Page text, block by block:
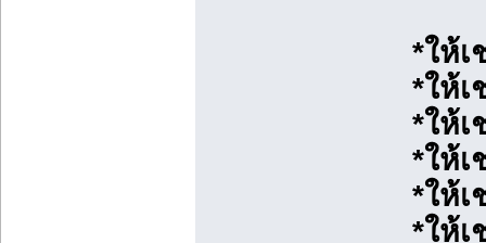
*ให้
*ให้เ
*ให้
*ให้เ
*ให้เ
*ให้เ